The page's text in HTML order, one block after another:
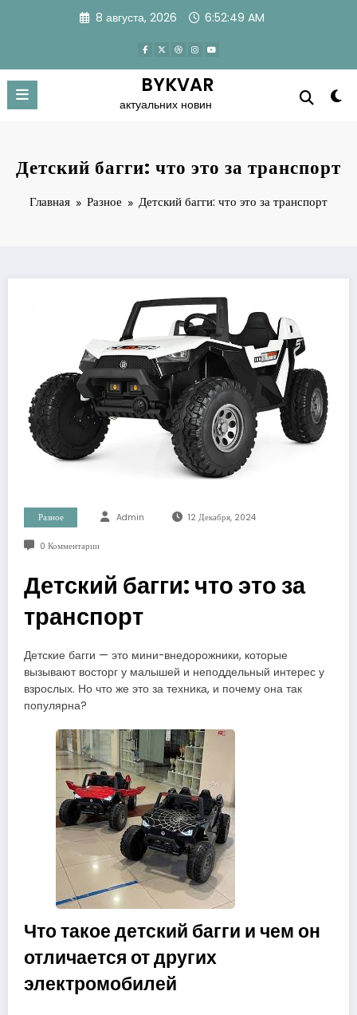
8 августа, 2026 6:52:50 AM
BYKVAR
актуальних новин
Детский багги: что это за транспорт
Главная Разное Детский багги: что это за транспорт
Разное Admin 12 Декабря, 2024
0 Комментарии
Детский багги: что это за
транспорт
Детские багги — это мини-внедорожники, которые
вызывают восторг у малышей и неподдельный интерес у
взрослых. Но что же это за техника, и почему она так
популярна?
Что такое детский багги и чем он
отличается от других
электромобилей